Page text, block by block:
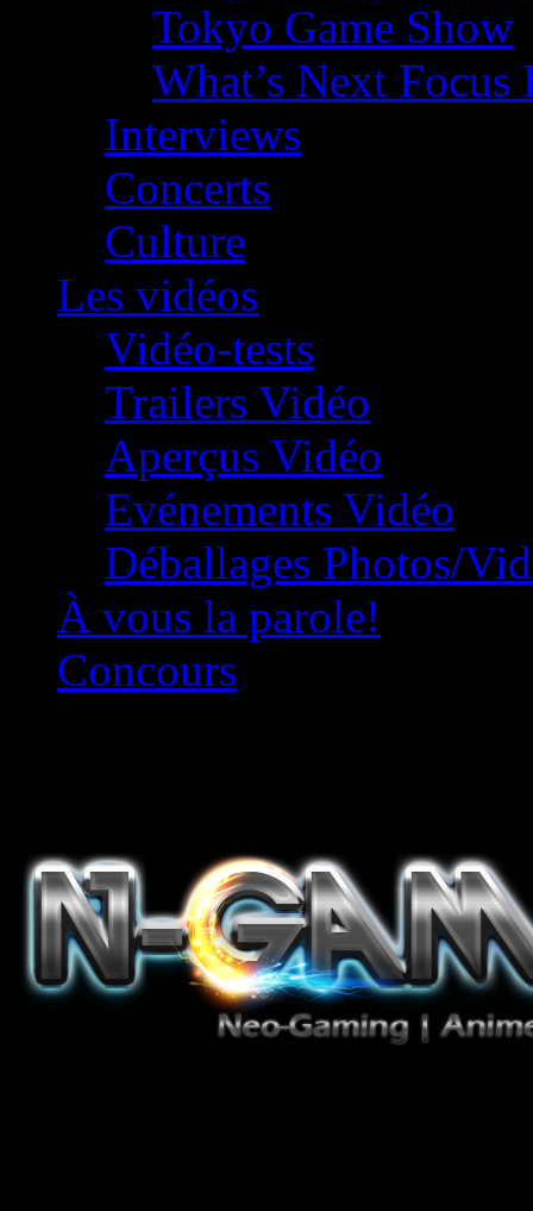
Tokyo Game Show
What’s Next
Interviews
Concerts
Culture
Les vidéos
Vidéo-tests
Trailers Vidéo
Aperçus Vidéo
Evénements Vidéo
Déballages Photos/
À vous la parole!
Concours